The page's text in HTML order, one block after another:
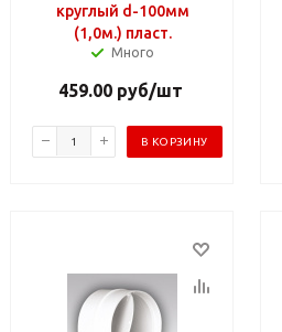
круглый d-100мм
(1,0м.) пласт.
Много
459.00руб/шт
В КОРЗИНУ